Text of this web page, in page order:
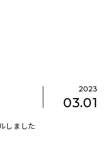
2023
03.01
しました